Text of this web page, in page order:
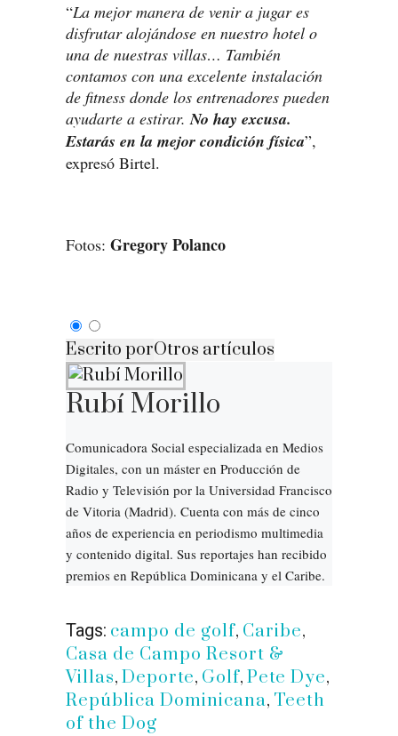
“La mejor manera de venir a jugar es
disfrutar alojándose en nuestro hotel o
una de nuestras villas… También
contamos con una excelente instalación
de fitness donde los entrenadores pueden
ayudarte a estirar.No hay excusa.
Estarás en la mejor condición física”,
expresó Birtel.
Fotos: Gregory Polanco
Escrito porOtros artículos
Rubí Morillo
Comunicadora Social especializada en Medios
Digitales, con un máster en Producción de
Radio y Televisión por la Universidad Francisco
de Vitoria (Madrid). Cuenta con más de cinco
años de experiencia en periodismo multimedia
y contenido digital. Sus reportajes han recibido
premios en República Dominicana y el Caribe.
Tags: campo de golf, Caribe,
Casa de Campo Resort &
Villas, Deporte, Golf, Pete Dye,
República Dominicana, Teeth
of the Dog